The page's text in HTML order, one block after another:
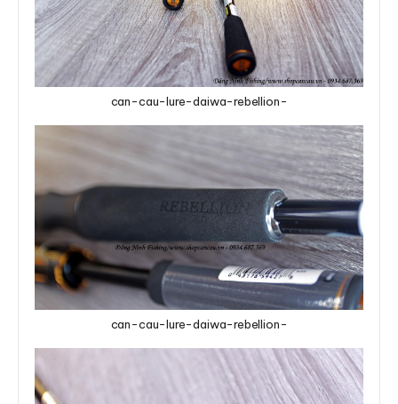
can-cau-lure-daiwa-rebellion-
can-cau-lure-daiwa-rebellion-